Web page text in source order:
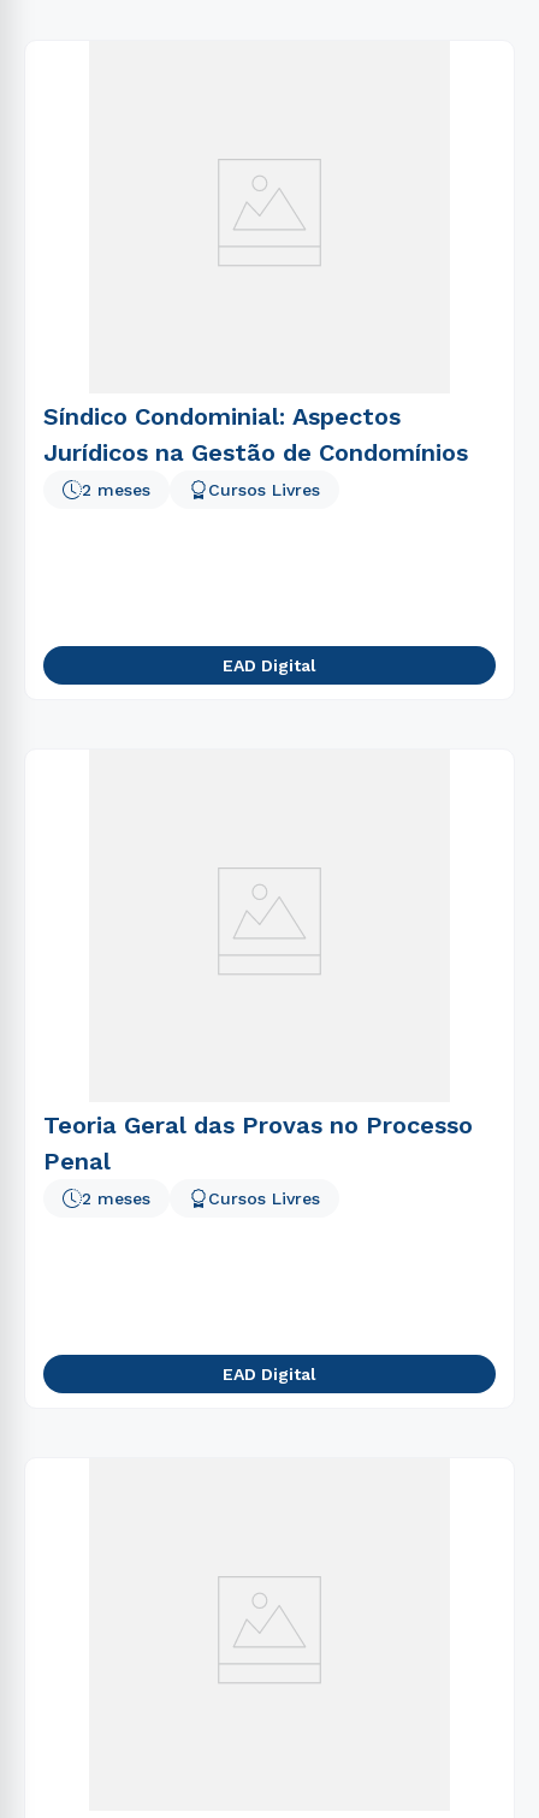
Síndico Condominial: Aspectos
Jurídicos na Gestão de Condomínios
2 meses Cursos Livres
EAD Digital
Teoria Geral das Provas no Processo
Penal
2 meses Cursos Livres
EAD Digital